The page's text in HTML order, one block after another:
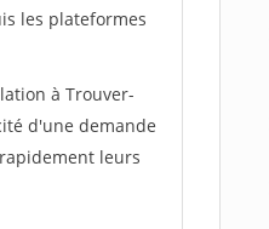
les plateformes
à Trouver-
d'une demande
leurs